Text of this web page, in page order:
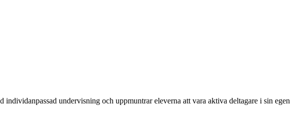
undervisning och uppmuntrar eleverna att vara aktiva deltagare i sin egen